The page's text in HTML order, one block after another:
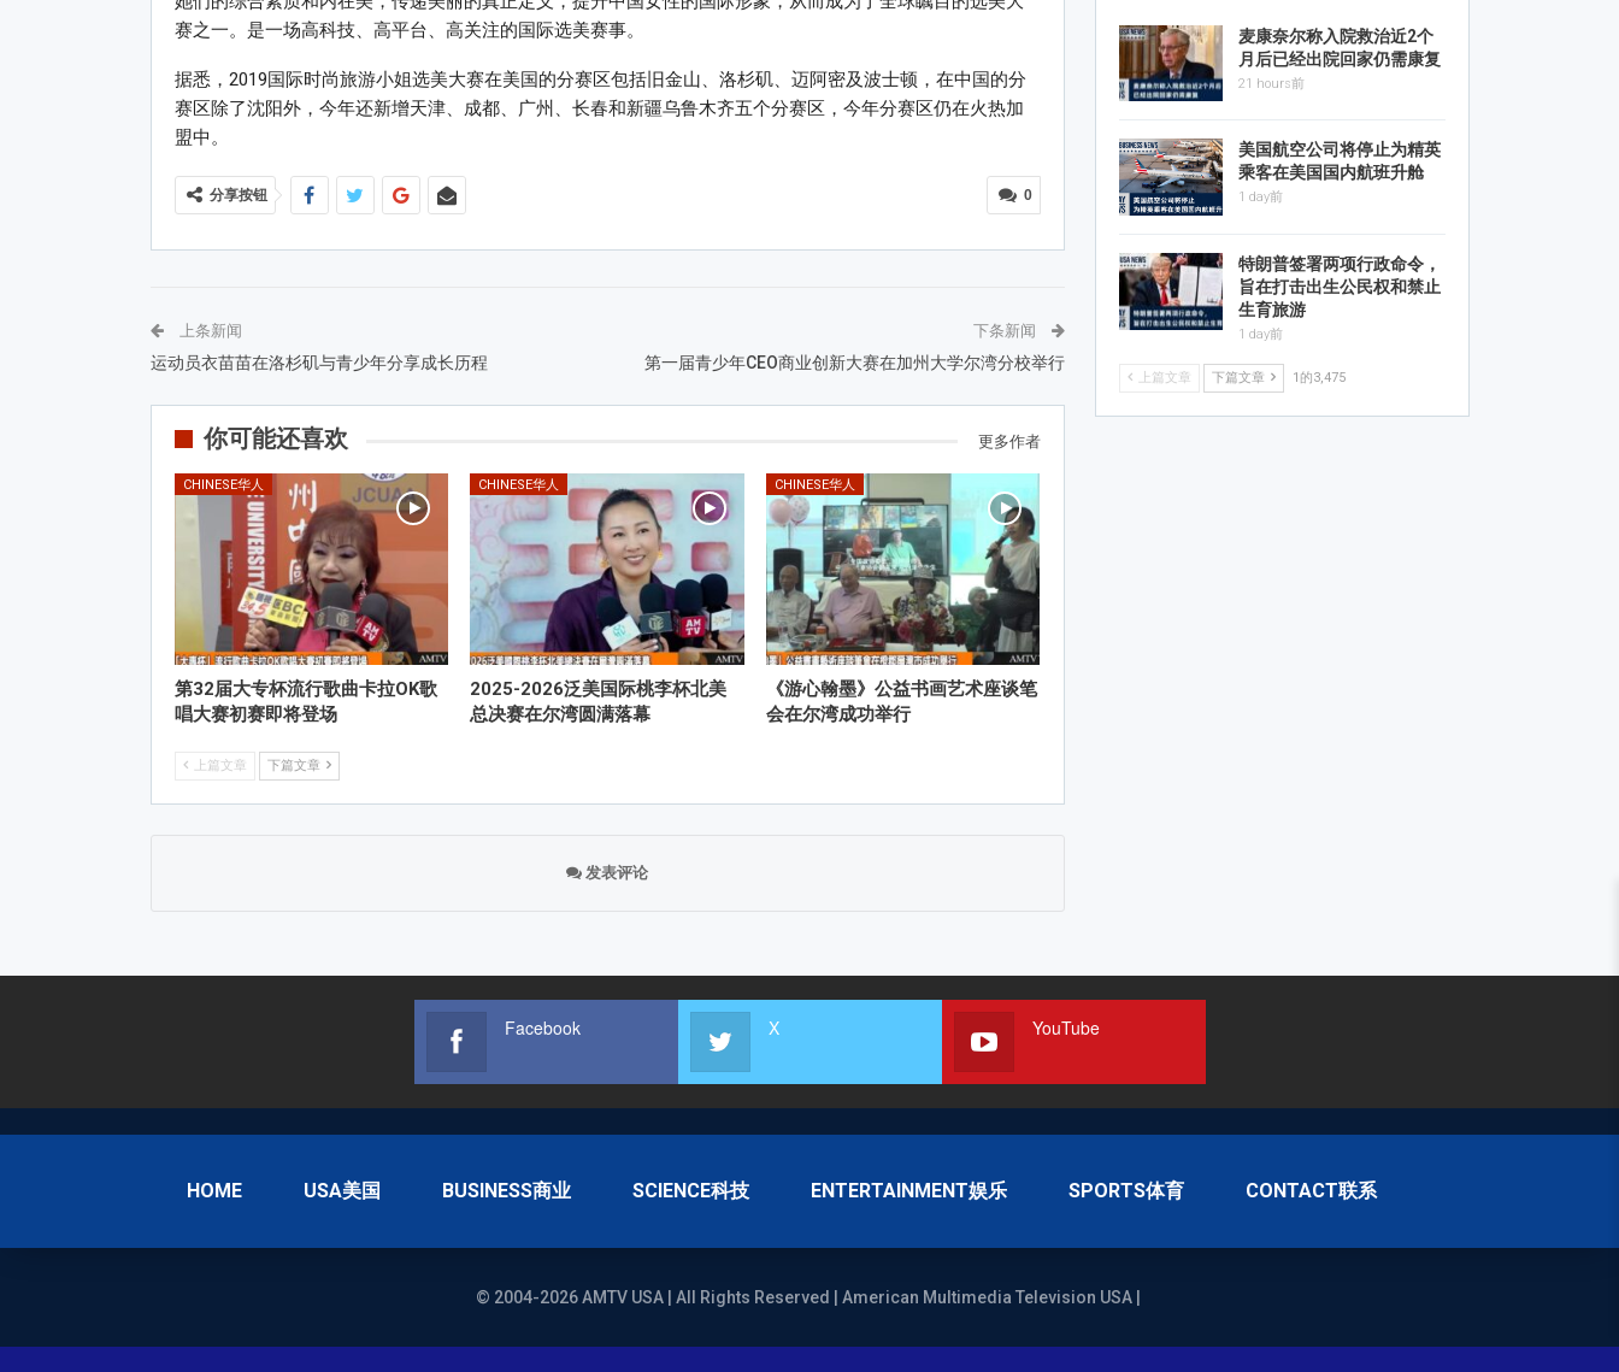
赛之一。是一场高科技、高平台、高关注的国际选美赛事。
据悉，2019国际时尚旅游小姐选美大赛在美国的分赛区包括旧金山、洛杉矶、迈阿密及波士顿，在中国的分
赛区除了沈阳外，今年还新增天津、成都、广州、长春和新疆乌鲁木齐五个分赛区，今年分赛区仍在火热加
盟中。
0
分享按钮
上条新闻
运动员衣苗苗在洛杉矶与青少年分享成长历程
下条新闻
第一届青少年CEO商业创新大赛在加州大学尔湾分校举行
你可能还喜欢 更多作者
CHINESE华人
第32届大专杯流行歌曲卡拉OK歌
唱大赛初赛即将登场
CHINESE华人
2025-2026泛美国际桃李杯北美
总决赛在尔湾圆满落幕
CHINESE华人
《游心翰墨》公益书画艺术座谈笔
会在尔湾成功举行
上篇文章 下篇文章
发表评论
麦康奈尔称入院救治近2个
月后已经出院回家仍需康复
21 hours前
美国航空公司将停止为精英
乘客在美国国内航班升舱
1 day前
特朗普签署两项行政命令，
旨在打击出生公民权和禁止
生育旅游
1 day前
上篇文章 下篇文章 1的3,475
Facebook X YouTube
HOME USA美国 BUSINESS商业 SCIENCE科技 ENTERTAINMENT娱乐 SPORTS体育 CONTACT联系
© 2004-2026 AMTV USA | All Rights Reserved | American Multimedia Television USA |